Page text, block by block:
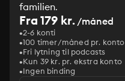
familien.
Fra 179 kr./måned
2-6 konti
100 timer/måned pr. konto
Fri lytning til podcasts
Kun 39 kr. pr. ekstra konto
Ingen binding